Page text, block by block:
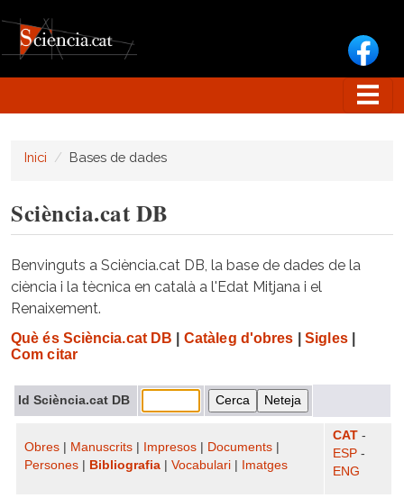
Inici Bases de dades
Sciència.cat DB
Benvinguts a Sciència.cat DB, la base de dades de la
ciència i la tècnica en català a l'Edat Mitjana i el
Renaixement.
Què és Sciència.cat DB Catàleg d'obres Sigles|
Com citar
Id Sciència.cat DB
Obres Manuscrits Impresos Documents
Persones
Bibliografia Vocabulari Imatges
CAT -
ESP -
ENG